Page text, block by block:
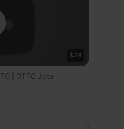
3:28
| OTTO Jobs